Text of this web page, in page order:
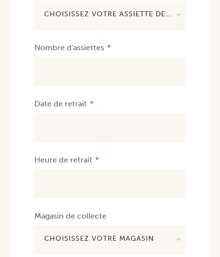
CHOISISSEZ VOTRE ASSIETTE DE TAPAS
Nombre d'assiettes
Date de retrait
Heure de retrait
Magasin de collecte
CHOISISSEZ VOTRE MAGASIN